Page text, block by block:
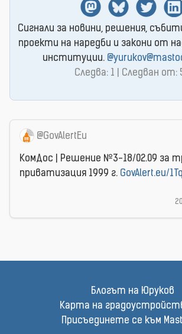
MastodonBlueSkyTwitter
Сигнали за новини, решения,
проекти на наредби и закони от
институции.
Следва: 1 | Следван от:
@GovAlertEu
КомДос | Решение №3-18/02.09 за
приватизация 1999 г. GovAlert.eu/
Блогът на Юруков
Карта на
Присъединете се към